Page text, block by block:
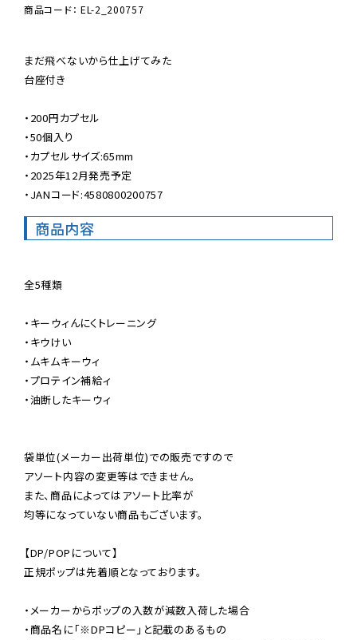
商品コード： EL-2_200757
まだ飛べないから仕上げてみた
台座付き
・200円カプセル
・50個入り
・カプセルサイズ:65mm
・2025年12月発売予定
・JANコード:4580800200757
商品内容
全5種類
・キーウィんにくトレーニング
・キウけい
・ムキムキーウィ
・プロテイン補給ィ
・油断したキーウィ
袋単位(メーカー出荷単位)での販売ですので
アソート内容の変更等はできません。
また、商品によってはアソート比率が
均等になっていない商品もございます。
【DP/POPについて】
正規ポップは先着順となっております。
・メーカーからポップの入数が減数入荷した場合
・商品名に「※DPコピー」と記載のあるもの